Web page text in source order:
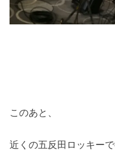
このあと、
近くの五反田ロッキー